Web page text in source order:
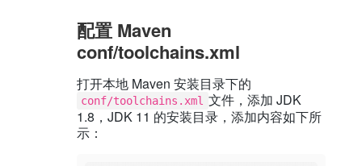
配置 Maven
conf/toolchains.xml
打开本地 Maven 安装目录下的
conf/toolchains.xml 文件，添加 JDK
1.8，JDK 11 的安装目录，添加内容如下所
示：